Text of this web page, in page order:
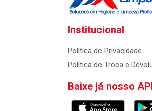
Institucional
Política de Privacidade
Política de Troca e
Baixe já nosso